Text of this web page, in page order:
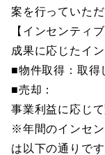
案を行っていただ
【インセンティ
成果に応じたイ
■物件取得：取得
■売却：
事業利益に応じ
※年間のインセン
は以下の通りです